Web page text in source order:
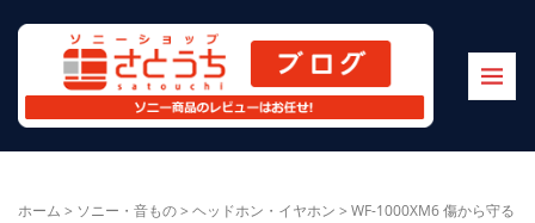
ホーム > ソニー・音もの> ヘッドホン・イヤホン > WF-1000XM6 傷から守る